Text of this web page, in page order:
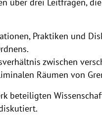
Praktiken und
zwischen
Räumen von
beteiligten